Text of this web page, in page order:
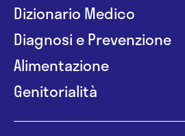
Dizionario Medico
Diagnosi e Prevenzione
Alimentazione
Genitorialità